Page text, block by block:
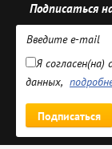
Подписаться
Я
данных,
Подписаться